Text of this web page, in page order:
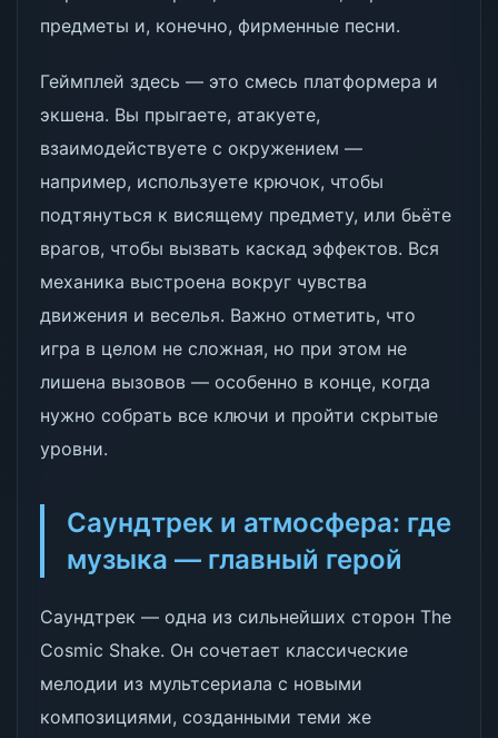
предметы и, конечно, фирменные песни.
Геймплей здесь — это смесь платформера и
экшена. Вы прыгаете, атакуете,
взаимодействуете с окружением —
например, используете крючок, чтобы
подтянуться к висящему предмету, или бьёте
врагов, чтобы вызвать каскад эффектов. Вся
механика выстроена вокруг чувства
движения и веселья. Важно отметить, что
игра в целом не сложная, но при этом не
лишена вызовов — особенно в конце, когда
нужно собрать все ключи и пройти скрытые
уровни.
Саундтрек и атмосфера: где
музыка — главный герой
Саундтрек — одна из сильнейших сторон The
Cosmic Shake. Он сочетает классические
мелодии из мультсериала с новыми
композициями, созданными теми же